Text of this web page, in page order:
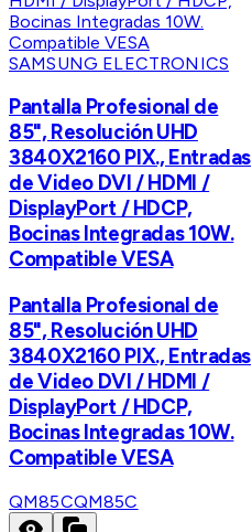
SAMSUNG ELECTRONICS
Pantalla Profesional de
85", Resolución UHD
3840X2160 PIX., Entradas
de Video DVI / HDMI /
DisplayPort / HDCP,
Bocinas Integradas 10W.
Compatible VESA
Pantalla Profesional de
85", Resolución UHD
3840X2160 PIX., Entradas
de Video DVI / HDMI /
DisplayPort / HDCP,
Bocinas Integradas 10W.
Compatible VESA
QM85CQM85C